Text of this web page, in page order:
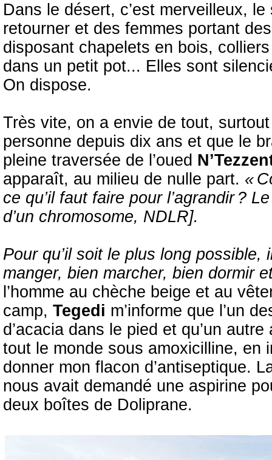
Dans le désert, c’est merveilleux,
retourner et des femmes portant
disposant chapelets en bois,
dans un petit pot... Elles sont
On dispose.
Très vite, on a envie de tout,
personne depuis dix ans et que le
pleine traversée de l’oued
apparaît, au milieu de nulle part. «
ce qu’il faut faire pour l’agrandir ?
d’un chromosome, NDLR].
Pour qu’il soit le plus long
manger, bien marcher, bien dormir
l’homme au chèche beige et au
camp, Tegedi m’informe que l’un
d’acacia dans le pied et qu’un
tout le monde sous amoxicilline, en
donner mon flacon d’antiseptique.
nous avait demandé une aspirine
deux boîtes de Doliprane.